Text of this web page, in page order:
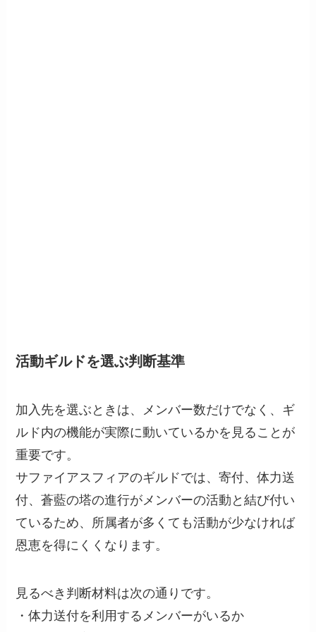
活動ギルドを選ぶ判断基準
加入先を選ぶときは、メンバー数だけでなく、ギ
ルド内の機能が実際に動いているかを見ることが
重要です。
サファイアスフィアのギルドでは、寄付、体力送
付、蒼藍の塔の進行がメンバーの活動と結び付い
ているため、所属者が多くても活動が少なければ
恩恵を得にくくなります。
見るべき判断材料は次の通りです。
・体力送付を利用するメンバーがいるか